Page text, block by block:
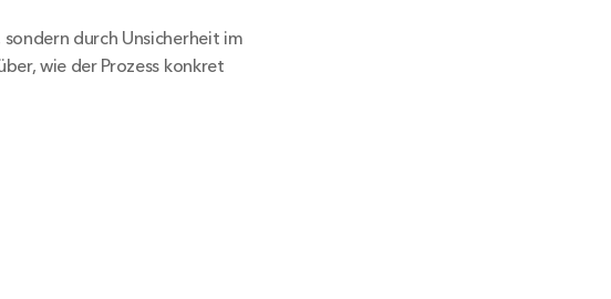
durch Unsicherheit im
wie der Prozess konkret